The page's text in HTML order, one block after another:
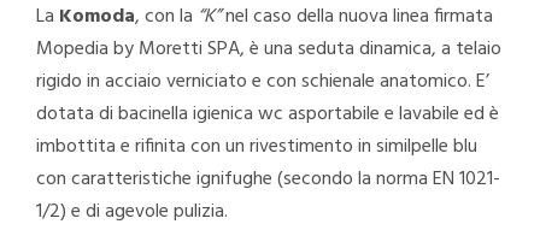
La Komoda, con la “K”nel caso della nuova linea firmata
Mopedia by Moretti SPA, è una seduta dinamica, a telaio
rigido in acciaio verniciato e con schienale anatomico. E’
dotata di bacinella igienica wc asportabile e lavabile ed è
imbottita e rifinita con un rivestimento in similpelle blu
con caratteristiche ignifughe (secondo la norma EN 1021-
1/2) e di agevole pulizia.